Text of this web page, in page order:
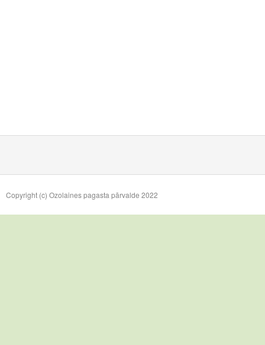
Copyright (c) Ozolaines pagasta pārvalde 2022